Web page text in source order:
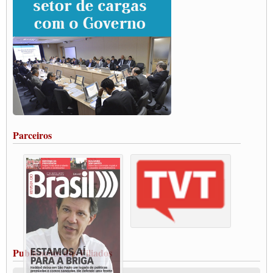
SUTCRA no Uruguai
Grande Conquista da Categoria transporte de Cargas e Caminhoneiros Autonomos
ENCONTRO INTERNACIONAL EM APOIO A CLASSE TRABALHADORA
DO BRASIL E A ELEIÇÃO 2022
Carta às Brasileiras e aos Brasileiros em Defesa do Estado Democrático de Direito
Paulinho, presidente da CNTTL, faz balanço do 3º Congresso da CNTTL
Caminhoneiros aprovam greve a partir do 1º de novembro
Rodoviários de Feira Santana fazem Assembleia para avaliar proposta de reajuste
salarial
Vacina Já: Lockdown de 24 horas dos trabalhadores em transportes está mantido,
Condutores de Guarulhos farão greve sanitária nesta terça-feira (20)
Paralisação dos Caminhoneiros na #BR285, entrocamento que liga o Mercosul ao
Rio Grande
Caminhoneiros bloqueiam duas faixas na Castello Branco e fazem protesto
Modal-Live #13 Aumento da Violência Contra Mulher e o Adoecimento da Classe
Trabalhadora em Tempos de Pandemia
MODAL-LIVE#12 POLÍTICAS PÚBLICAS DE TRANSPORTE PARA A
CLASSE TRABALHADORA E ELEIÇÕES NA PANDEMIA
MODAL-LIVE#11 POLÍTICAS PÚBLICAS DE TRANSPORTE
Parceiros
Publicações dos Filiados